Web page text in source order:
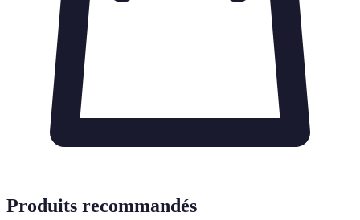
Produits recommandés